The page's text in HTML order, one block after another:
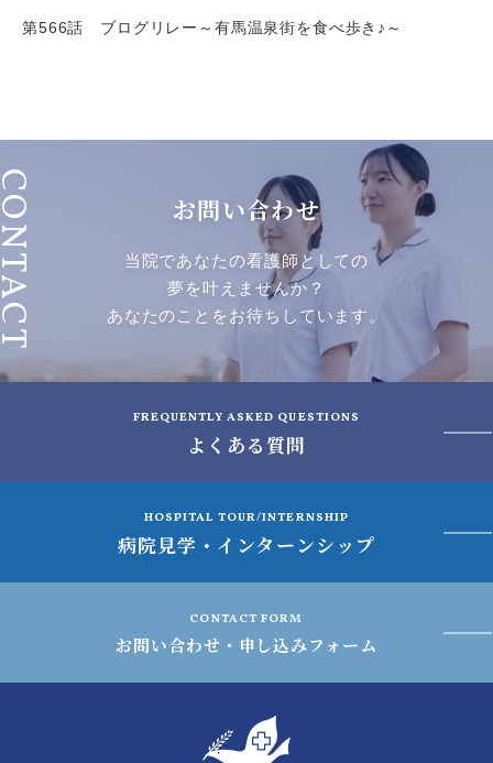
第566話 ブログリレー～有馬温泉街を食べ歩き♪～
お問い合わせ
当院であなたの看護師としての
夢を叶えませんか？
あなたのことをお待ちしています。
FREQUENTLY ASKED QUESTIONS
よくある質問
HOSPITAL TOUR/INTERNSHIP
病院見学・インターンシップ
CONTACT FORM
お問い合わせ・申し込みフォーム